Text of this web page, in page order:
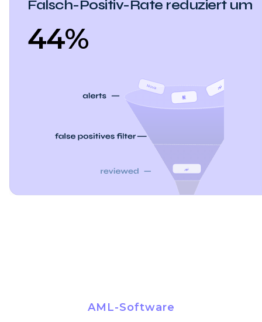
Falsch-Positiv-Rate reduziert um
44%
AML-Software